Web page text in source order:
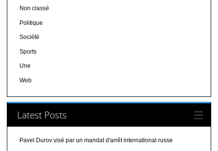
Non classé
Politique
Société
Sports
Une
Web
Latest Posts
Pavel Durov visé par un mandat d'arrêt international russe